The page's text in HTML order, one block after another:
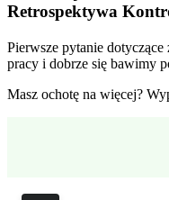
Retrospektywa
Pierwsze pytanie
pracy i dobrze się bawimy
Masz ochotę na więcej?